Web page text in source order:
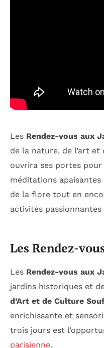
Les Rendez-vous aux
de la nature, de l’art
ouvrira ses portes
méditations
de la flore tout en
activités
Les Rendez-
Les Rendez-vous aux
jardins historiques et
d’Art et de Culture
enrichissante et
trois jours est
parisienne.